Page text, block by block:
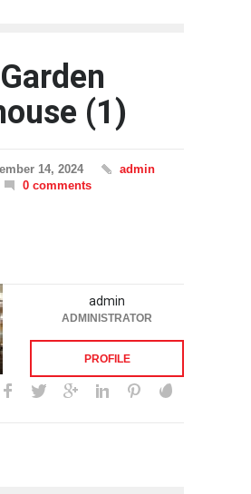
(1)
14, 2024
admin
0 comments
admin
ADMINISTRATOR
PROFILE